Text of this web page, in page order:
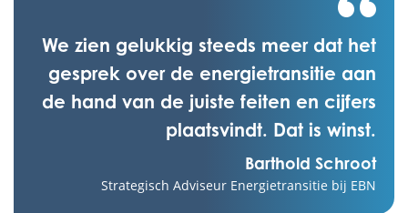
We zien gelukkig steeds meer dat het
gesprek over de energietransitie aan
de hand van de juiste feiten en cijfers
plaatsvindt. Dat is winst.
Barthold Schroot
Strategisch Adviseur Energietransitie bij EBN